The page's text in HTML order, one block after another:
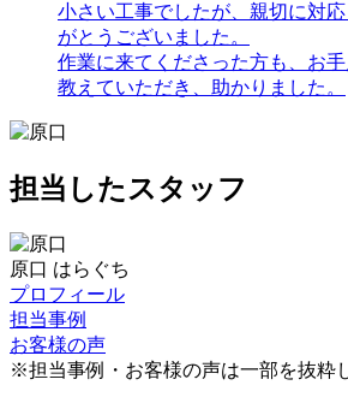
小さい工事でしたが、親切に対
がとうございました。
作業に来てくださった方も、お
教えていただき、助かりました。
担当したスタッフ
原口 はらぐち
プロフィール
担当事例
お客様の声
※担当事例・お客様の声は一部を抜粋